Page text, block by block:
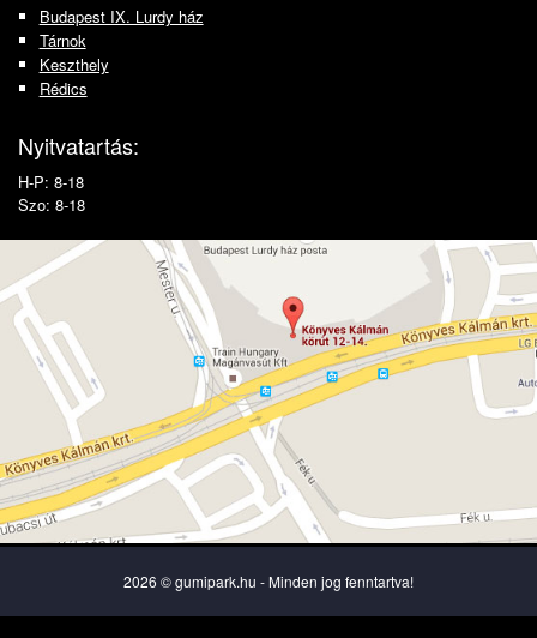
Budapest IX. Lurdy ház
Tárnok
Keszthely
Rédics
Nyitvatartás:
H-P: 8-18
Szo: 8-18
2026 © gumipark.hu - Minden jog fenntartva!